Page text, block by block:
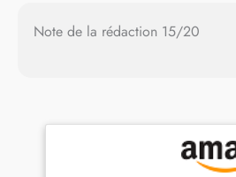
Note de la rédaction 15/20